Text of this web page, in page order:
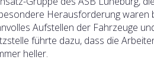
Herausforderung
Aufstellen der Fahrzeuge
führte dazu, dass die
heller.